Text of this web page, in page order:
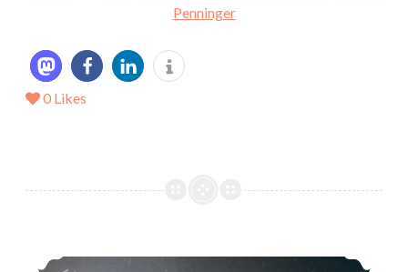
Penninger
0 Likes
*Rezension* -> Die Infilum-Dilogie von Katrin R. Petzold